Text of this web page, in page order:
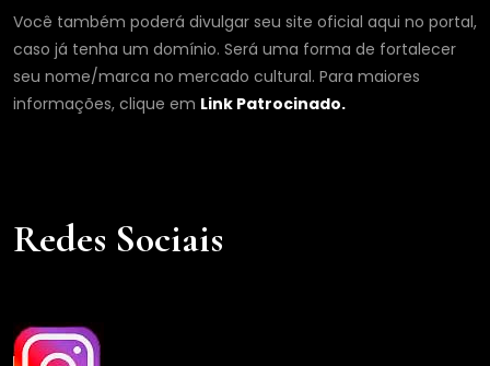
Você também poderá divulgar seu site oficial aqui no portal,
caso já tenha um domínio. Será uma forma de fortalecer
seu nome/marca no mercado cultural. Para maiores
informações, clique em Link Patrocinado.
Redes Sociais